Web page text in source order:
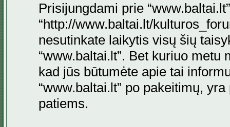
Prisijungdami prie
“http://www.baltai.lt/
nesutinkate laikytis visų šių
“www.baltai.lt”. Bet kuriuo
kad jūs būtumėte apie tai
“www.baltai.lt” po pakeitimų,
patiems.